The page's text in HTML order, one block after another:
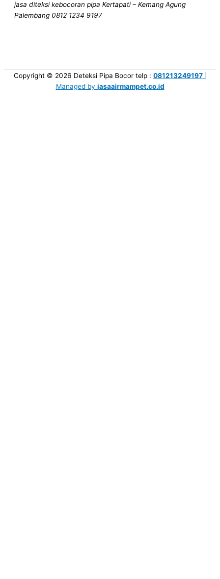
jasa diteksi kebocoran pipa Kertapati – Kemang Agung
Palembang 0812 1234 9197
Copyright © 2026 Deteksi Pipa Bocortelp : 081213249197|
Managed by jasaairmampet.co.id